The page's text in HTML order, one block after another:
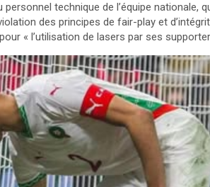
personnel technique de l’équipe nationale,
des principes de fair-play et
pour « l’utilisation de lasers par ses